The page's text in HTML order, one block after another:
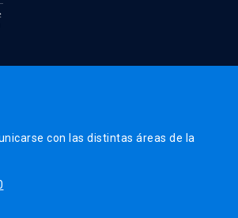
con las distintas áreas de la